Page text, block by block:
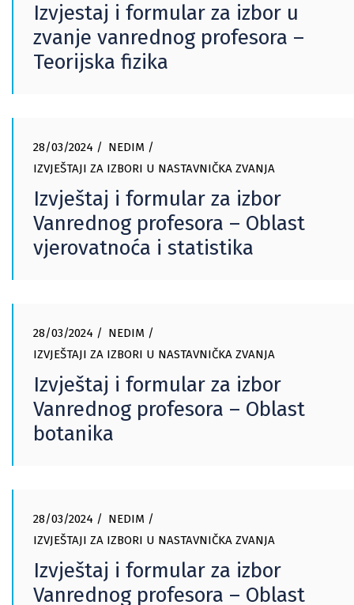
Izvjestaj i formular za izbor u
zvanje vanrednog profesora –
Teorijska fizika
28/03/2024
NEDIM
IZVJEŠTAJI ZA IZBORI U NASTAVNIČKA ZVANJA
Izvještaj i formular za izbor
Vanrednog profesora – Oblast
vjerovatnoća i statistika
28/03/2024
NEDIM
IZVJEŠTAJI ZA IZBORI U NASTAVNIČKA ZVANJA
Izvještaj i formular za izbor
Vanrednog profesora – Oblast
botanika
28/03/2024
NEDIM
IZVJEŠTAJI ZA IZBORI U NASTAVNIČKA ZVANJA
Izvještaj i formular za izbor
Vanrednog profesora – Oblast